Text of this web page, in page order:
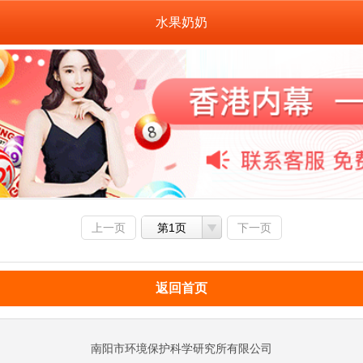
水果奶奶
上一页 第1页 下一页
返回首页
南阳市环境保护科学研究所有限公司